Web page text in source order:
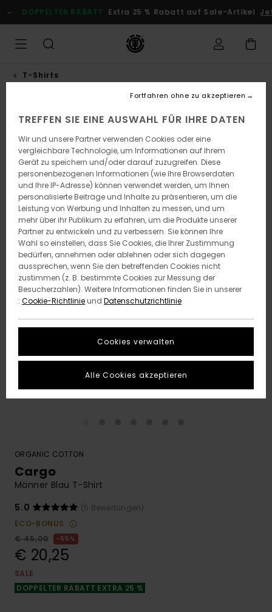
zur
Produktinformation
DOPPELTER RABATT Extra 25 % Rabatt auf Sale-Artikel
T-Shirts
ORGANIC COTTON
Cargo
Männer Blau T-Shirt
5.0
(5 Bewertungen)
ECO-BONUS
€ 45,00
55%
€ 20,25
SALE
DOPPELTER RABATT EXTRA 25 %
TREFFEN SIE EINE AUSWAHL FÜR IHRE DATEN
Wir und unsere Partner verwenden Cookies oder eine
vergleichbare Technologie, um Informationen auf Ihrem
Gerät zu speichern und/oder darauf zuzugreifen. Diese
personenbezogenen Informationen (wie Ihre Browserdaten
und Ihre IP-Adresse) können verwendet werden, um Ihnen
personalisierte Beiträge und Inhalte zu präsentieren, um die
Leistung von Werbung und Inhalten zu messen, und um
mehr über ihr Publikum zu erfahren, um die Produkte unserer
Partner zu entwickeln und zu verbessern. Sie können Ihre
Wahl so einstellen, dass Sie Cookies, die Ihrer Zustimmung
bedürfen, annehmen oder ablehnen oder sich dagegen
aussprechen, wenn Sie den betreffenden Cookies nicht
zustimmen (z. B. bestimmte Cookies zur Messung der
Besucherzahlen). Weitere Informationen finden Sie in unserer
: Cookie-Richtlinieund Datenschutzrichtlinie
Cookies verwalten
Fortfahren ohne zu akzeptieren
Alle Cookies akzeptieren